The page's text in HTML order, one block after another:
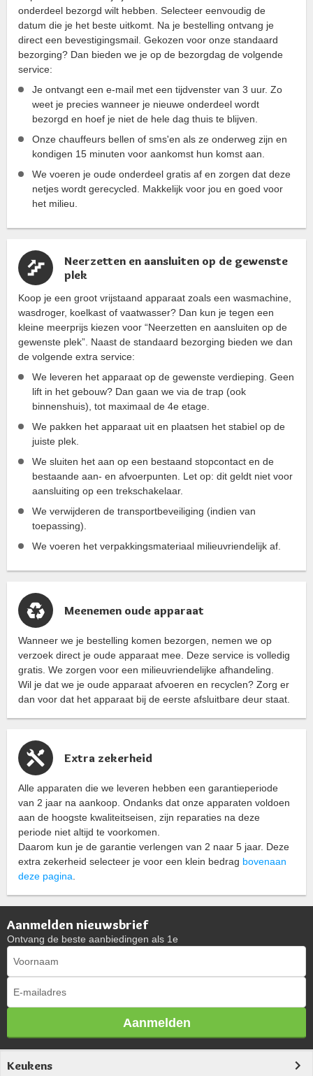
onderdeel bezorgd wilt hebben. Selecteer eenvoudig de
datum die je het beste uitkomt. Na je bestelling ontvang je
direct een bevestigingsmail. Gekozen voor onze standaard
bezorging? Dan bieden we je op de bezorgdag de volgende
service:
Je ontvangt een e-mail met een tijdvenster van 3 uur. Zo
weet je precies wanneer je nieuwe onderdeel wordt
bezorgd en hoef je niet de hele dag thuis te blijven.
Onze chauffeurs bellen of sms'en als ze onderweg zijn en
kondigen 15 minuten voor aankomst hun komst aan.
We voeren je oude onderdeel gratis af en zorgen dat deze
netjes wordt gerecycled. Makkelijk voor jou en goed voor
het milieu.
Neerzetten en aansluiten op de gewenste
plek
Koop je een groot vrijstaand apparaat zoals een wasmachine,
wasdroger, koelkast of vaatwasser? Dan kun je tegen een
kleine meerprijs kiezen voor “Neerzetten en aansluiten op de
gewenste plek”. Naast de standaard bezorging bieden we dan
de volgende extra service:
We leveren het apparaat op de gewenste verdieping. Geen
lift in het gebouw? Dan gaan we via de trap (ook
binnenshuis), tot maximaal de 4e etage.
We pakken het apparaat uit en plaatsen het stabiel op de
juiste plek.
We sluiten het aan op een bestaand stopcontact en de
bestaande aan- en afvoerpunten. Let op: dit geldt niet voor
aansluiting op een trekschakelaar.
We verwijderen de transportbeveiliging (indien van
toepassing).
We voeren het verpakkingsmateriaal milieuvriendelijk af.
Meenemen oude apparaat
Wanneer we je bestelling komen bezorgen, nemen we op
verzoek direct je oude apparaat mee. Deze service is volledig
gratis. We zorgen voor een milieuvriendelijke afhandeling.
Wil je dat we je oude apparaat afvoeren en recyclen? Zorg er
dan voor dat het apparaat bij de eerste afsluitbare deur staat.
Extra zekerheid
Alle apparaten die we leveren hebben een garantieperiode
van 2 jaar na aankoop. Ondanks dat onze apparaten voldoen
aan de hoogste kwaliteitseisen, zijn reparaties na deze
periode niet altijd te voorkomen.
Daarom kun je de garantie verlengen van 2 naar 5 jaar. Deze
extra zekerheid selecteer je voor een klein bedrag bovenaan
deze pagina
Aanmelden nieuwsbrief
Ontvang de beste aanbiedingen als 1e
Aanmelden
Keukens